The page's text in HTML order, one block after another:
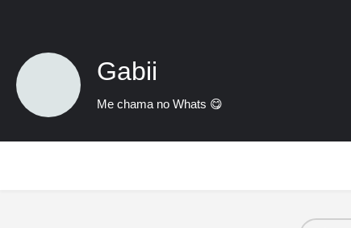
Gabii
Me chama no Whats 😋